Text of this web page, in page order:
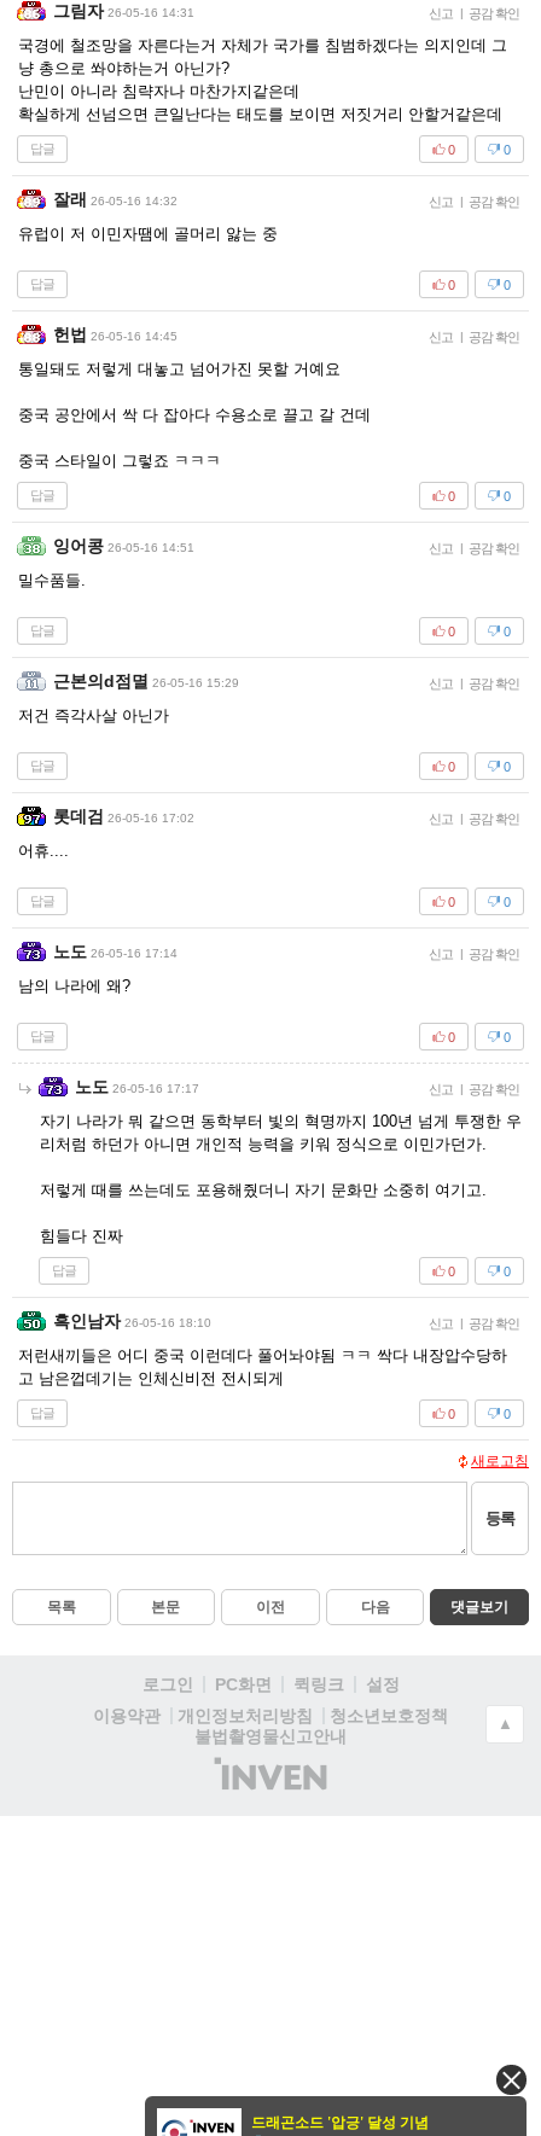
그림자 26-05-16 14:31 신고 | 공감 확인
국경에 철조망을 자른다는거 자체가 국가를 침범하겠다는 의지인데 그
냥 총으로 쏴야하는거 아닌가?
난민이 아니라 침략자나 마찬가지같은데
확실하게 선넘으면 큰일난다는 태도를 보이면 저짓거리 안할거같은데
답글 0
0
잘래 26-05-16 14:32 신고 | 공감 확인
유럽이 저 이민자땜에 골머리 앓는 중
답글 0
0
헌법 26-05-16 14:45 신고 | 공감 확인
통일돼도 저렇게 대놓고 넘어가진 못할 거예요
중국 공안에서 싹 다 잡아다 수용소로 끌고 갈 건데
중국 스타일이 그렇죠 ㅋㅋㅋ
답글 0
0
잉어콩 26-05-16 14:51 신고 | 공감 확인
밀수품들.
답글 0
0
근본의d점멸 26-05-16 15:29 신고 | 공감 확인
저건 즉각사살 아닌가
답글 0
0
롯데검 26-05-16 17:02 신고 | 공감 확인
어휴....
답글 0
0
노도 26-05-16 17:14 신고 | 공감 확인
남의 나라에 왜?
답글 0
0
노도 26-05-16 17:17 신고 | 공감 확인
자기 나라가 뭐 같으면 동학부터 빛의 혁명까지 100년 넘게 투쟁한 우
리처럼 하던가 아니면 개인적 능력을 키워 정식으로 이민가던가.
저렇게 때를 쓰는데도 포용해줬더니 자기 문화만 소중히 여기고.
힘들다 진짜
답글 0
0
흑인남자 26-05-16 18:10 신고 | 공감 확인
저런새끼들은 어디 중국 이런데다 풀어놔야됨 ㅋㅋ 싹다 내장압수당하
고 남은껍데기는 인체신비전 전시되게
답글 0
0
새로고침
등록
목록 본문 이전 다음 댓글보기
로그인 PC화면 퀵링크
설정
이용약관
개인정보처리방침
청소년보호정책
불법촬영물신고안내
(주)
인
▲
드래곤소드 '압긍' 달성 기념